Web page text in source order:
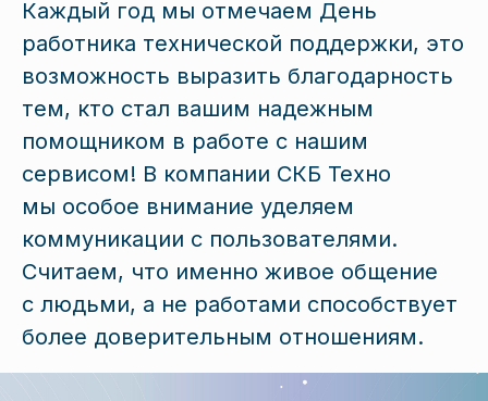
Каждый год мы отмечаем День
работника технической поддержки, это
возможность выразить благодарность
тем, кто стал вашим надежным
помощником в работе с нашим
сервисом! В компании СКБ Техно
мы особое внимание уделяем
коммуникации с пользователями.
Считаем, что именно живое общение
с людьми, а не работами способствует
более доверительным отношениям.